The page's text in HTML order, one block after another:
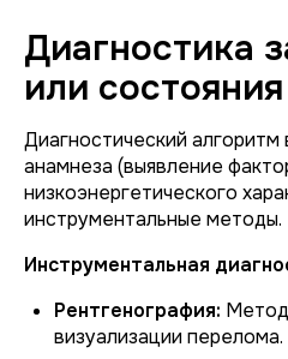
Диагностика
или состояния
Диагностический алгоритм
анамнеза (выявление
низкоэнергетического
инструментальные методы.
Инструментальная
Рентгенография: Метод
визуализации перелома.